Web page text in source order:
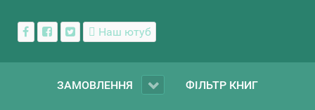
Наш ютуб
ЗАМОВЛЕННЯ ФІЛЬТР КНИГ